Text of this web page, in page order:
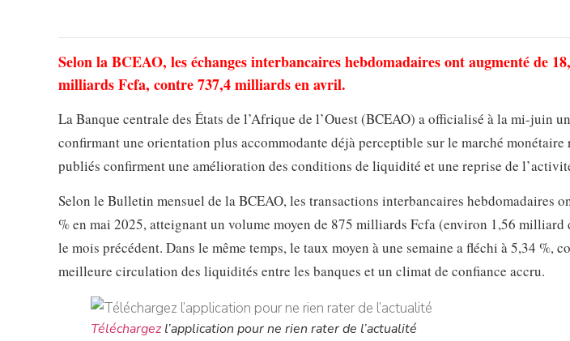
Selon la BCEAO, les échanges interbancaires hebdomadaires ont augmenté de
milliards Fcfa, contre 737,4 milliards en avril.
La Banque centrale des États de l’Afrique de l’Ouest (BCEAO) a officialisé à la mi-juin
confirmant une orientation plus accommodante déjà perceptible sur le marché
publiés confirment une amélioration des conditions de liquidité et une reprise de
Selon le Bulletin mensuel de la BCEAO, les transactions interbancaires hebdomadaires
% en mai 2025, atteignant un volume moyen de 875 milliards Fcfa (environ 1,56
le mois précédent. Dans le même temps, le taux moyen à une semaine a fléchi à 5,34 %,
meilleure circulation des liquidités entre les banques et un climat de confiance accru.
Téléchargezl’application pour ne rien rater de l’actualité